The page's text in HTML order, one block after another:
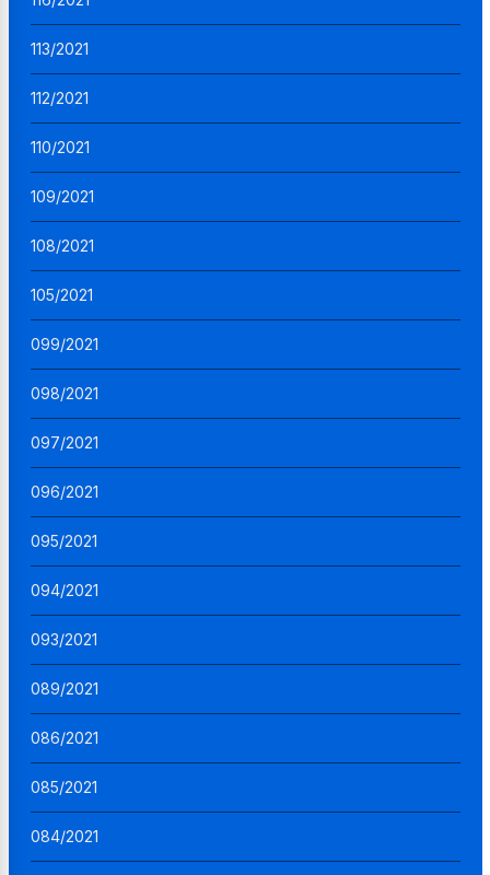
113/2021
112/2021
110/2021
109/2021
108/2021
105/2021
099/2021
098/2021
097/2021
096/2021
095/2021
094/2021
093/2021
089/2021
086/2021
085/2021
084/2021